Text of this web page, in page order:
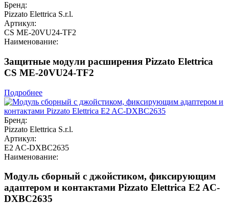
Бренд:
Pizzato Elettrica S.r.l.
Артикул:
CS ME-20VU24-TF2
Наименование:
Защитные модули расширения Pizzato Elettrica
CS ME-20VU24-TF2
Подробнее
Бренд:
Pizzato Elettrica S.r.l.
Артикул:
E2 AC-DXBC2635
Наименование:
Модуль сборный с джойстиком, фиксирующим
адаптером и контактами Pizzato Elettrica E2 AC-
DXBC2635